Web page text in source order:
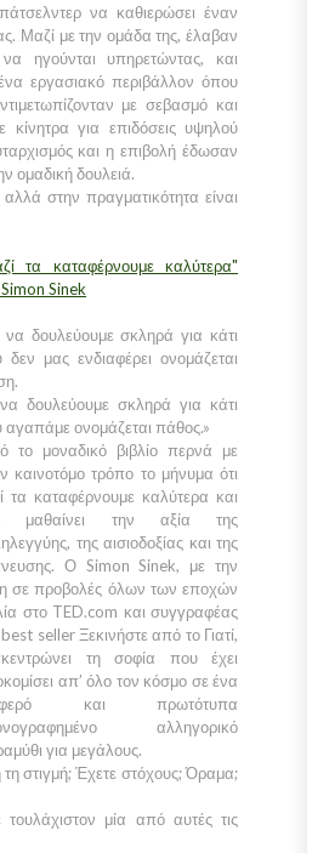
να καθιερώσει έναν
Μαζί με την ομάδα της, έλαβαν
ηγούνται υπηρετώντας, και
εργασιακό περιβάλλον όπου
με σεβασμό και
κίνητρα για επιδόσεις υψηλού
και η επιβολή έδωσαν
ομαδική δουλειά.
στην πραγματικότητα είναι
τα καταφέρνουμε καλύτερα"
Sinek
να δουλεύουμε σκληρά για κάτι
δεν μας ενδιαφέρει ονομάζεται
δουλεύουμε σκληρά για κάτι
αγαπάμε ονομάζεται πάθος.»
το μοναδικό βιβλίο περνά με
καινοτόμο τρόπο το μήνυμα ότι
τα καταφέρνουμε καλύτερα και
μαθαίνει την αξία της
της αισιοδοξίας και της
Ο Simon Sinek, με την
σε προβολές όλων των εποχών
στο TED.com και συγγραφέας
seller Ξεκινήστε από το Γιατί,
τη σοφία που έχει
απ’ όλο τον κόσμο σε ένα
και πρωτότυπα
αλληγορικό
για μεγάλους.
στιγμή; Έχετε στόχους; Όραμα;
μία από αυτές τις